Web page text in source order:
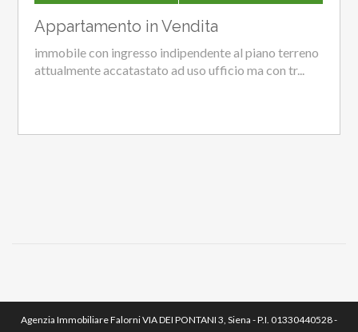
Appartamento in Vendita
immobile con ingresso indipendente al piano terreno
attualmente accatastato ad uso ufficio ma con tr...
Agenzia Immobiliare Falorni VIA DEI PONTANI 3, Siena - P.I. 01330440528 -